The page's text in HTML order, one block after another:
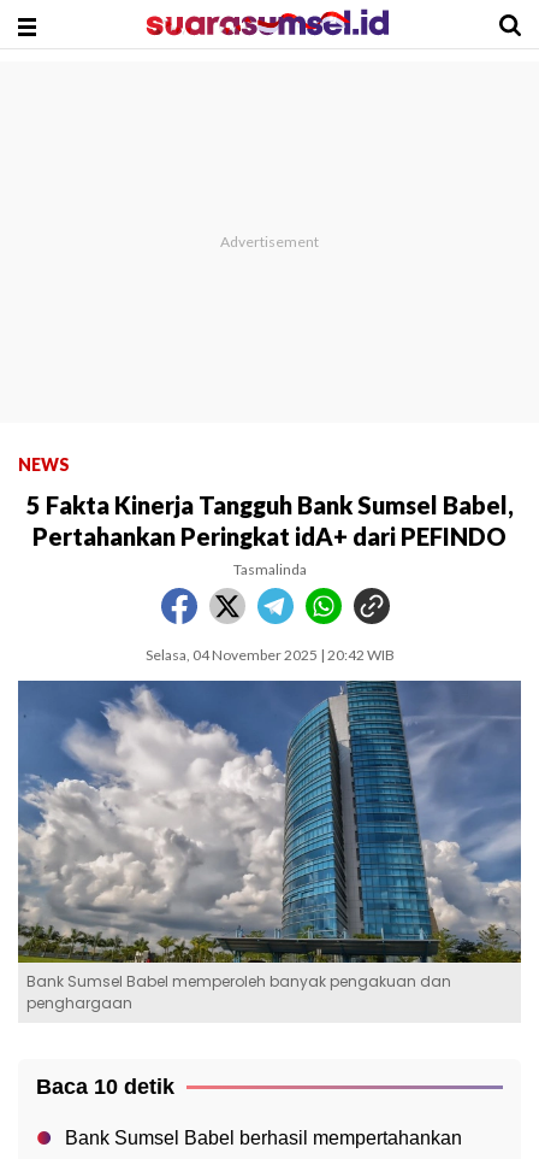
NEWS
5 Fakta Kinerja Tangguh Bank Sumsel Babel,
Pertahankan Peringkat idA+ dari PEFINDO
Tasmalinda
Selasa, 04 November 2025 | 20:42 WIB
Bank Sumsel Babel memperoleh banyak pengakuan dan
penghargaan
Baca 10 detik
Bank Sumsel Babel berhasil mempertahankan